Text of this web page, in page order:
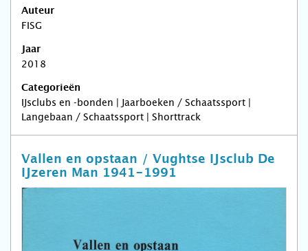
Auteur
FISG
Jaar
2018
Categorieën
IJsclubs en -bonden | Jaarboeken / Schaatssport |
Langebaan / Schaatssport | Shorttrack
Vallen en opstaan / Vughtse IJsclub De
IJzeren Man 1941-1991